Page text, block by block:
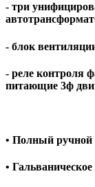
- три
- блок
- реле контроля
питающие 3ф
• Полный ручной
•